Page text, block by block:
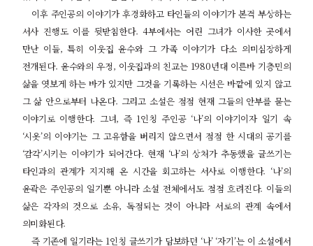
이후 주인공의 이야기가 후경화하고 타인들의 이야기가 본격 부상하는
서사 진행도 이를 뒷받침한다. 4부에서는 어린 그녀가 이사한 곳에서
만난 이들,특히 이웃집 윤수와 그 가족 이야기가 다소 의미심장하게
전개된다. 윤수와의 우정, 이웃집과의 친교는 1980년대 이른바 기층민의
삶을 엿보게 하는 바가 있지만 그것을 기록하는 시선은 바깥에 있지 않고
그 삶 안으로부터 나온다. 그리고 소설은 점점 현재 그들의 안부를 묻는
이야기로 이행한다. 그녀, 즉 1인칭 주인공 ‘나’의 이야기이자 일기 속
‘시옷’의 이야기는 그 고유함을 버리지 않으면서 점점 한 시대의 공기를
‘감각’시키는 이야기가 되어간다. 현재 ‘나’의 상처가 추동했을 글쓰기는
타인과의 관계가 지지해 온 시간을 회고하는 서사로 이행한다. ‘나’의
윤곽은 주인공의 일기뿐 아니라 소설 전체에서도 점점 흐려진다. 이들의
삶은 각자의 것으로 소유,독점되는 것이 아니라 서로의 관계 속에서
의미화된다.
즉 기존에 일기라는 1인칭 글쓰기가 담보하던 ‘나’ ‘자기’는 이 소설에서